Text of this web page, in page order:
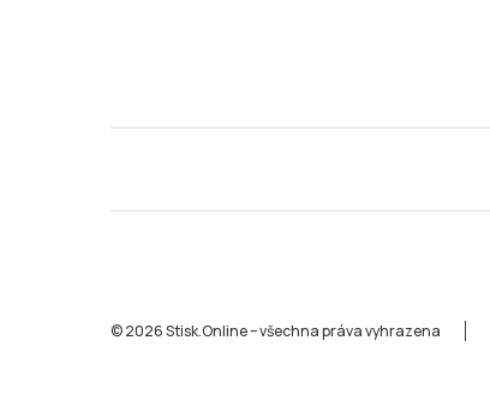
© 2026 Stisk.Online – všechna práva vyhrazena